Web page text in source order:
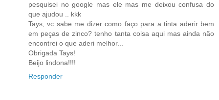
pesquisei no google mas ele mas me deixou confusa do
que ajudou .. kkk
Tays, vc sabe me dizer como faço para a tinta aderir bem
em peças de zinco? tenho tanta coisa aqui mas ainda não
encontrei o que aderi melhor...
Obrigada Tays!
Beijo lindona!!!!
Responder